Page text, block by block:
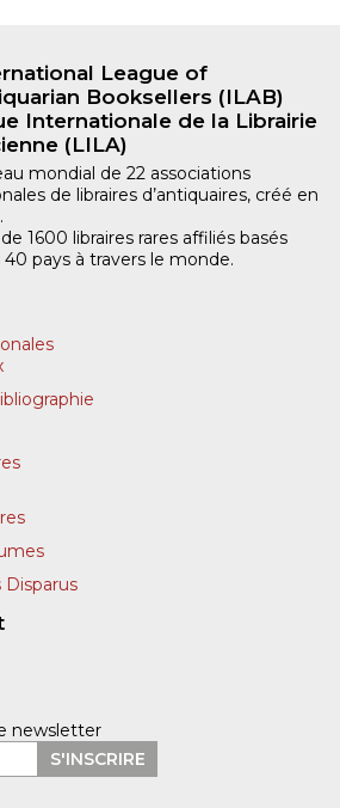
League of
Booksellers (ILAB)
Internationale de la Librairie
(LILA)
mondial de 22 associations
de libraires d’antiquaires, créé en
1600 libraires rares affiliés basés
40 pays à travers le monde.
Disparus
newsletter
S'INSCRIRE